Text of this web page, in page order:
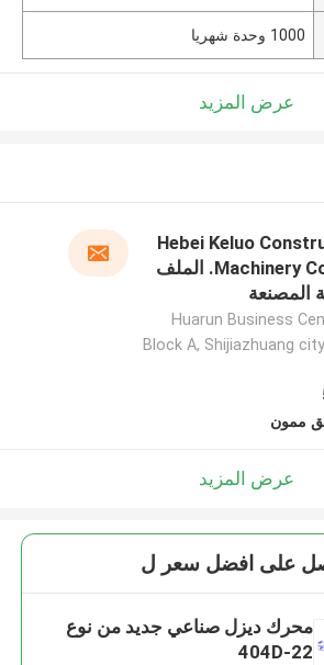
1000 وحدة شهريا
عرض المزيد
Hebei Keluo
Machinery Co., Ltd. الملف
المصنعة
Huarun Business
Block A, Shijiazhuang
ممون
عرض المزيد
على افضل سعر ل
محرك ديزل صناعي جديد من نوع
404D-22